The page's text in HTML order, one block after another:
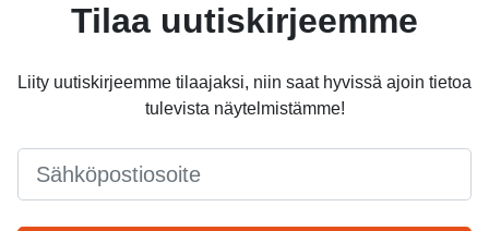
Tilaa uutiskirjeemme
Liity uutiskirjeemme tilaajaksi, niin saat hyvissä ajoin tietoa
tulevista näytelmistämme!